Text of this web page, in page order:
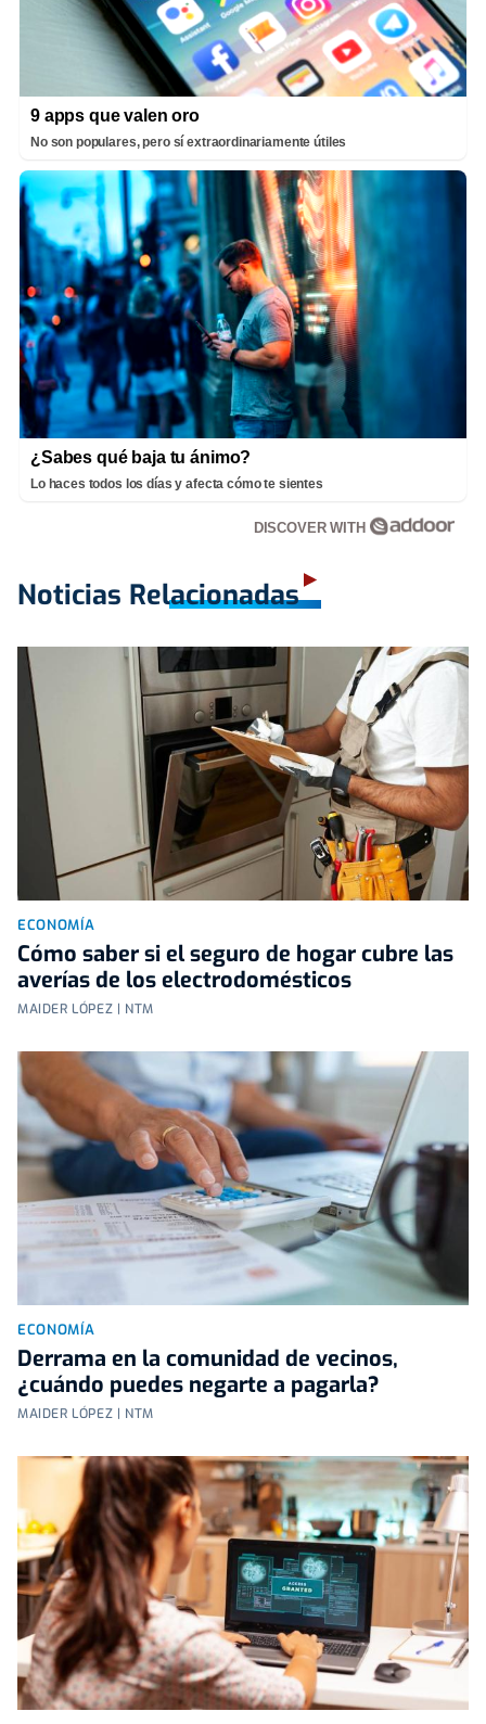
9 apps que valen oro
No son populares, pero sí extraordinariamente útiles
¿Sabes qué baja tu ánimo?
Lo haces todos los días y afecta cómo te sientes
DISCOVER WITH
Noticias Relacionadas
ECONOMÍA
Cómo saber si el seguro de hogar cubre las
averías de los electrodomésticos
MAIDER LÓPEZ | NTM
ECONOMÍA
Derrama en la comunidad de vecinos,
¿cuándo puedes negarte a pagarla?
MAIDER LÓPEZ | NTM